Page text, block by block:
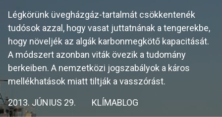
Légkörünk üvegházgáz-tartalmát csökkentenék
tudósok azzal, hogy vasat juttatnának a tengerekbe,
hogy növeljék az algák karbonmegkötő kapacitását.
A módszert azonban viták övezik a tudomány
berkeiben. A nemzetközi jogszabályok a káros
mellékhatások miatt tiltják a vasszórást.
2013. JÚNIUS 29. KLÍMABLOG